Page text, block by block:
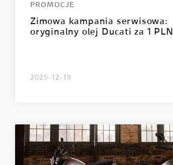
PROMOCJE
Zimowa kampania serwisowa:
oryginalny olej Ducati za 1 PLN
2025-12-19